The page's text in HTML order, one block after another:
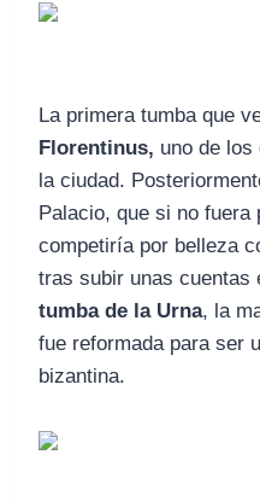
La primera tumba que
Florentinus, uno de los
la ciudad.
Palacio, que si no
competiría por belleza
tras subir unas cuentas
tumba de la Urna, la
fue reformada para ser
bizantina.